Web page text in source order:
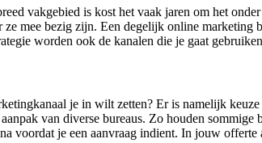
vakgebied is kost het vaak jaren om het
mee bezig zijn. Een degelijk online
worden ook de kanalen die je gaat
je in wilt zetten? Er is namelijk
van diverse bureaus. Zo houden
voordat je een aanvraag indient. In jouw